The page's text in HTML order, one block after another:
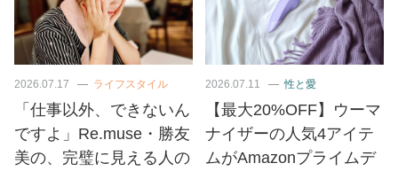
2026.07.17 ライフスタイル
「仕事以外、できないん
ですよ」Re.muse・勝友
美の、完璧に見える人の
2026.07.11 性と愛
【最大20%OFF】ウーマ
ナイザーの人気4アイテ
ムがAmazonプライムデ